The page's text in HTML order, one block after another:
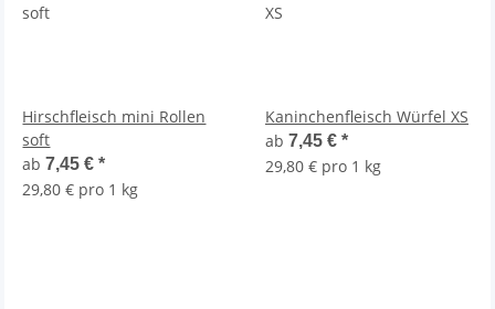
Hirschfleisch mini Rollen
soft
ab7,45 €*
29,80 € pro 1 kg
Kaninchenfleisch Würfel XS
ab 7,45 € *
29,80 € pro 1 kg